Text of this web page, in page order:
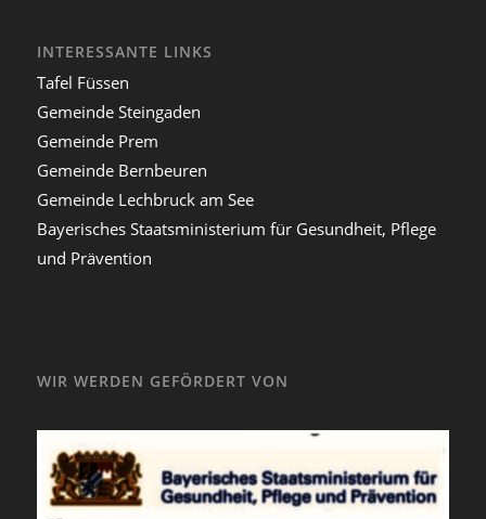
INTERESSANTE LINKS
Tafel Füssen
Gemeinde Steingaden
Gemeinde Prem
Gemeinde Bernbeuren
Gemeinde Lechbruck am See
Bayerisches Staatsministerium für Gesundheit, Pflege
und Prävention
WIR WERDEN GEFÖRDERT VON